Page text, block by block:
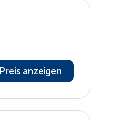
Preis anzeigen